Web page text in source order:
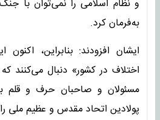
و نظام اسلامی را نمی‌توان با
به‌فرمان کرد.
ایشان افزودند: بنابراین،
اختلاف در کشور» دنبال می‌کنند
مسئولان و صاحبان حرف و قلم
پولادین اتحاد مقدس و عظیم ملی